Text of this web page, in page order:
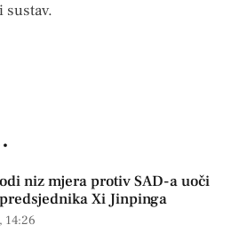
sustav.
niz mjera protiv SAD-a uoči
Xi Jinpinga
14:26